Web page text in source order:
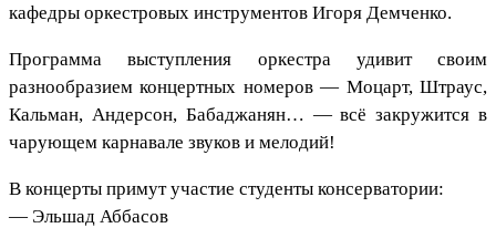
кафедры оркестровых инструментов Игоря Демченко.
Программа выступления оркестра удивит своим
разнообразием концертных номеров — Моцарт, Штраус,
Кальман, Андерсон, Бабаджанян… — всё закружится в
чарующем карнавале звуков и мелодий!
В концерты примут участие студенты консерватории:
— Эльшад Аббасов